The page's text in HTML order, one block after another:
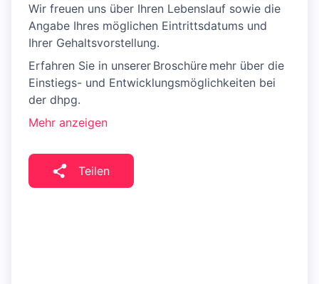
Wir freuen uns über Ihren Lebenslauf sowie die
Angabe Ihres möglichen Eintrittsdatums und
Ihrer Gehaltsvorstellung.
Erfahren Sie in unserer Broschüre mehr über die
Einstiegs- und Entwicklungsmöglichkeiten bei
der dhpg.
Mehr anzeigen
Teilen